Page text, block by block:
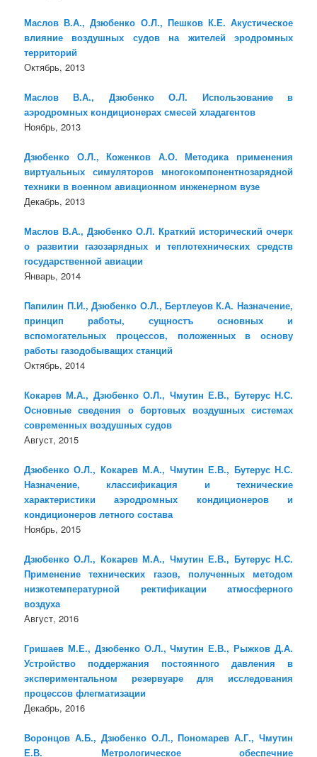
Маслов В.А., Дзюбенко О.Л., Пешков К.Е. Акустическое
влияние воздушных судов на жителей эродромных
территорий
Октябрь, 2013
Маслов В.А., Дзюбенко О.Л. Использованиe в
аэродромных кондиционерах смесей хладагентов
Ноябрь, 2013
Дзюбенко О.Л., Коженков А.О. Методика применения
виртуальных симуляторов многокомпонентнозарядной
техники в военном авиационном инженерном вузе
Декабрь, 2013
Маслов В.А., Дзюбенко О.Л. Краткий исторический очерк
о развитии газозарядных и теплотехнических средств
государственной авиации
Январь, 2014
Папилин П.И., Дзюбенко О.Л., Бертлеуов К.А. Назначение,
принцип работы, сущностъ основных и
вспомогательных процессов, положенных в основу
работы газодобыващих станций
Октябрь, 2014
Кокарев М.А., Дзюбенко О.Л., Чмутин Е.В., Бутерус Н.С.
Основные сведения о бортовых воздушных системах
современных воздушных судов
Август, 2015
Дзюбенко О.Л., Кокарев М.А., Чмутин Е.В., Бутерус Н.С.
Назначение, классификация и технические
характеристики аэродромных кондиционеров и
кондиционеров летного состава
Ноябрь, 2015
Дзюбенко О.Л., Кокарев М.А., Чмутин Е.В., Бутерус Н.С.
Применение технических газов, полученных методом
низкотемпературной ректификации атмосферного
воздуха
Август, 2016
Гришаев М.Е., Дзюбенко О.Л., Чмутин Е.В., Рыжков Д.А.
Устройство поддержания постоянного давления в
экспериментальном резервуаре для исследования
процессов флегматизации
Декабрь, 2016
Воронцов А.Б., Дзюбенко О.Л., Пономарев А.Г., Чмутин
Е.В. Метрологическое обеспечние